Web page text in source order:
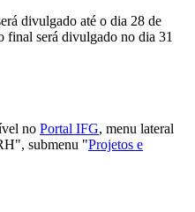
divulgado até o dia 28 de
final será divulgado no dia 31
no Portal IFG, menu lateral
submenu "Projetos e